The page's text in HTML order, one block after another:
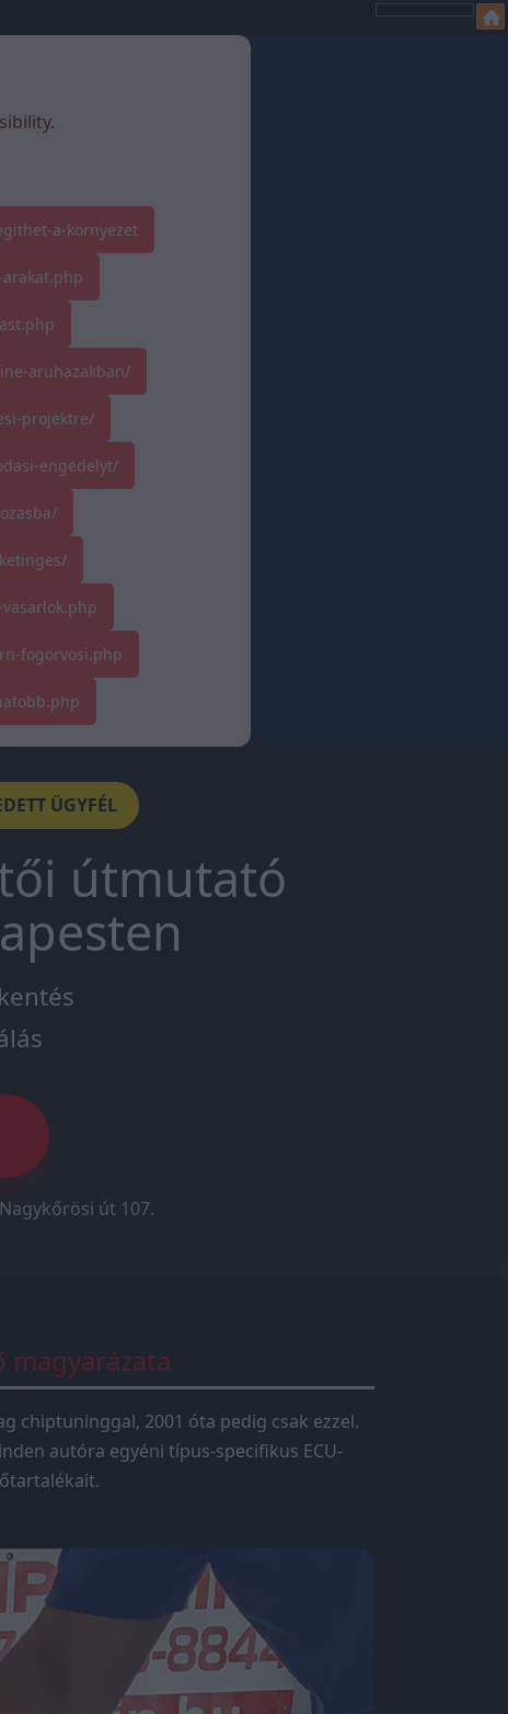
a-kornyezet
aruhazakban/
projektre/
engedelyt/
fogorvosi.php
ÜGYFÉL
útmutató
út 107.
magyarázata
chiptuninggal, 2001 óta pedig csak ezzel.
autóra egyéni típus-specifikus ECU-